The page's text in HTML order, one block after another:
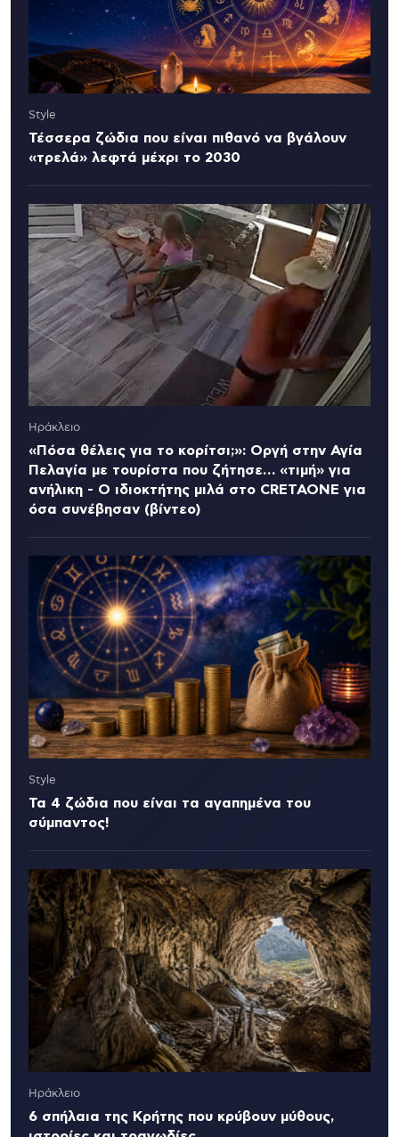
Style
Τέσσερα ζώδια που είναι πιθανό να βγάλουν
«τρελά» λεφτά μέχρι το 2030
Ηράκλειο
«Πόσα θέλεις για το κορίτσι;»: Οργή στην Αγία
Πελαγία με τουρίστα που ζήτησε… «τιμή» για
ανήλικη - Ο ιδιοκτήτης μιλά στο CRETAONE για
όσα συνέβησαν (βίντεο)
Style
Τα 4 ζώδια που είναι τα αγαπημένα του
σύμπαντος!
Ηράκλειο
6 σπήλαια της Κρήτης που κρύβουν μύθους,